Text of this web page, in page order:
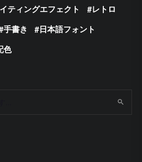
ティングエフェクト
レトロ
手書き
日本語フォント
色